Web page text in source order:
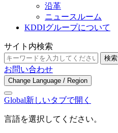
沿革
ニュースルーム
KDDIグループについて
サイト内検索
検索
お問い合わせ
Change Language / Region
Global新しいタブで開く
言語を選択してください。